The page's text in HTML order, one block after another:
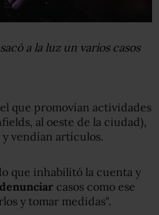
a la luz un varios casos
que promovían actividades
al oeste de la ciudad),
vendían artículos.
que inhabilitó la cuenta y
casos como ese
y tomar medidas".